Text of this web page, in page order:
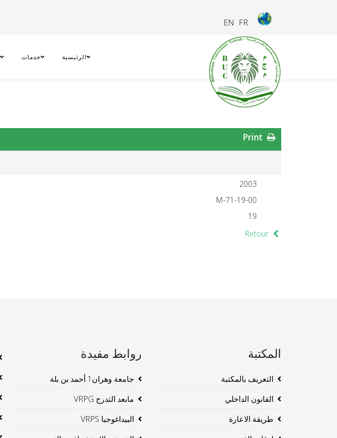
FR
EN
الرئيسية خدمات
2003
19-00-M-71
19
Retour
المكتبة
التعريف بالمكتبة
القانون الداخلي
طريقة الاعارة
روابط مفيدة
جامعة وهران1 أحمد بن بلة
مابعد التدرج VRPG
البيداغوجيا VRPS